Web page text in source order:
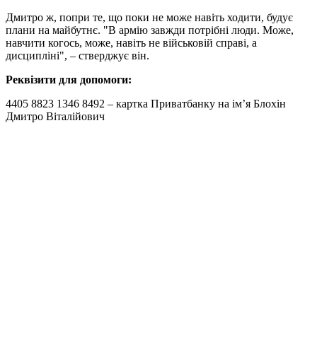
Дмитро ж, попри те, що поки не може навіть ходити, будує
плани на майбутнє. "В армію завжди потрібні люди. Може,
навчити когось, може, навіть не військовій справі, а
дисципліні", – стверджує він.
Реквізити для допомоги:
4405 8823 1346 8492 – картка Приватбанку на ім’я Блохін
Дмитро Віталійович